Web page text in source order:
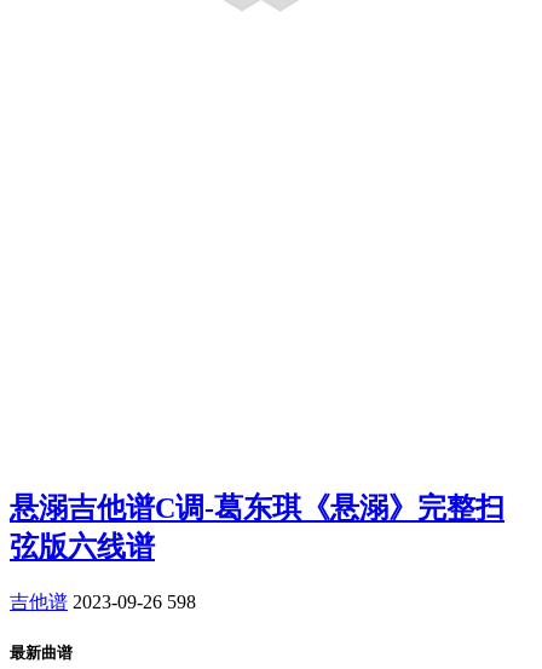
悬溺吉他谱C调-葛东琪《悬溺》完整扫
弦版六线谱
吉他谱 2023-09-26 598
最新曲谱